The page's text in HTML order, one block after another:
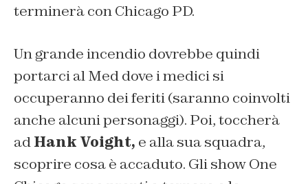
terminerà con Chicago PD.
Un grande incendio dovrebbe quindi
portarci al Med dove i medici si
occuperanno dei feriti (saranno coinvolti
anche alcuni personaggi). Poi, toccherà
adHank Voight, e alla sua squadra,
scoprire cosa è accaduto. Gli show One